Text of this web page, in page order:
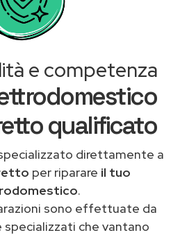
e competenza
qualificato
direttamente a
per riparare il tuo
.
sono effettuate da
che vantano